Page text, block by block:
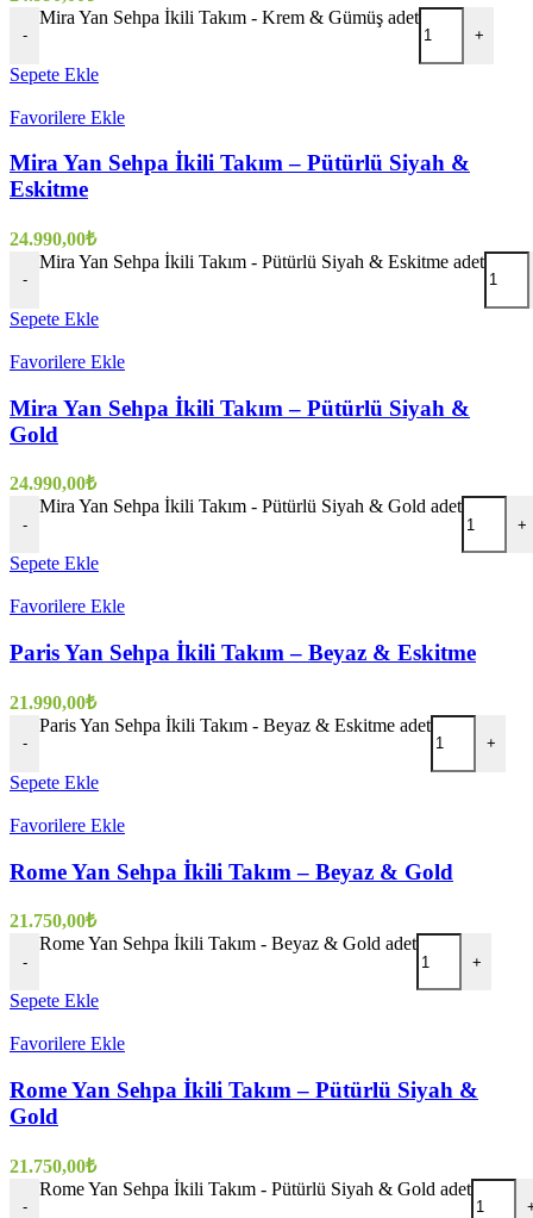
-
Mira Yan Sehpa İkili Takım - Krem & Gümüş adet
+
Sepete Ekle
Favorilere Ekle
Mira Yan Sehpa İkili Takım – Pütürlü Siyah &
Eskitme
24.990,00₺
-
Mira Yan Sehpa İkili Takım - Pütürlü Siyah & Eskitme adet
Sepete Ekle
Favorilere Ekle
Mira Yan Sehpa İkili Takım – Pütürlü Siyah &
Gold
24.990,00₺
-
Mira Yan Sehpa İkili Takım - Pütürlü Siyah & Gold adet
+
Sepete Ekle
Favorilere Ekle
Paris Yan Sehpa İkili Takım – Beyaz & Eskitme
21.990,00₺
-
Paris Yan Sehpa İkili Takım - Beyaz & Eskitme adet
+
Sepete Ekle
Favorilere Ekle
Rome Yan Sehpa İkili Takım – Beyaz & Gold
21.750,00₺
-
Rome Yan Sehpa İkili Takım - Beyaz & Gold adet
+
Sepete Ekle
Favorilere Ekle
Rome Yan Sehpa İkili Takım – Pütürlü Siyah &
Gold
21.750,00₺
-
Rome Yan Sehpa İkili Takım - Pütürlü Siyah & Gold adet